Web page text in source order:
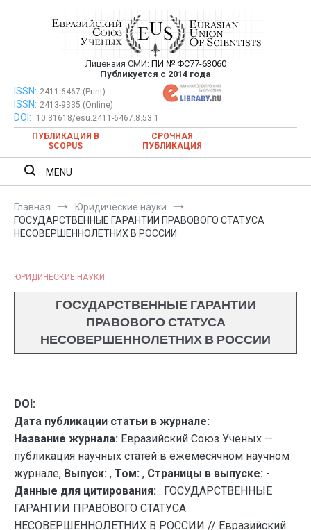
Евразийский Союз Ученых —
публикация научных статей в
ежемесячном научном журнале
Лицензия СМИ: ПИ № ФС77-63060
Публикуется с 2014 года
Евразийский Союз Ученых — публикация научных статей в
ежемесячном научном журнале
ISSN: 2411-6467 (Print)
ISSN: 2413-9335 (Online)
DOI:
10.31618/esu.2411-6467.8.53.1
ПУБЛИКАЦИЯ В
SCOPUS
СРОЧНАЯ
ПУБЛИКАЦИЯ
MENU
Главная
Юридические науки
ГОСУДАРСТВЕННЫЕ ГАРАНТИИ ПРАВОВОГО СТАТУСА
НЕСОВЕРШЕННОЛЕТНИХ В РОССИИ
ЮРИДИЧЕСКИЕ НАУКИ
ГОСУДАРСТВЕННЫЕ ГАРАНТИИ
ПРАВОВОГО СТАТУСА
НЕСОВЕРШЕННОЛЕТНИХ В РОССИИ
DOI:
Дата публикации статьи в журнале:
Название журнала: Евразийский Союз Ученых —
публикация научных статей в ежемесячном научном
журнале, Выпуск: , Том: , Страницы в выпуске: -
Данные для цитирования: . ГОСУДАРСТВЕННЫЕ
ГАРАНТИИ ПРАВОВОГО СТАТУСА
НЕСОВЕРШЕННОЛЕТНИХ В РОССИИ // Евразийский